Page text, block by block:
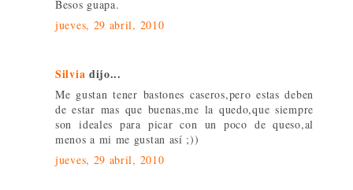
Besos guapa.
jueves, 29 abril, 2010
Silvia dijo...
Me gustan tener bastones caseros,pero estas deben
de estar mas que buenas,me la quedo,que siempre
son ideales para picar con un poco de queso,al
menos a mi me gustan así ;))
jueves, 29 abril, 2010